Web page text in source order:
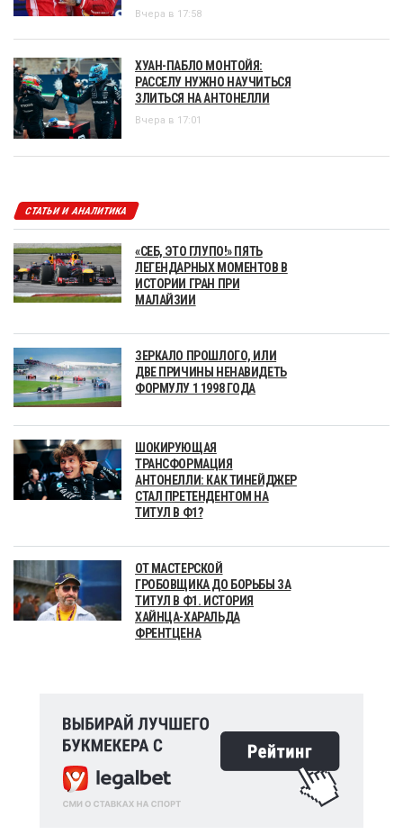
Вчера в 17:58
ХУАН-ПАБЛО МОНТОЙЯ:
РАССЕЛУ НУЖНО НАУЧИТЬСЯ
ЗЛИТЬСЯ НА АНТОНЕЛЛИ
Вчера в 17:01
СТАТЬИ И АНАЛИТИКА
«СЕБ, ЭТО ГЛУПО!» ПЯТЬ
ЛЕГЕНДАРНЫХ МОМЕНТОВ В
ИСТОРИИ ГРАН ПРИ
МАЛАЙЗИИ
ЗЕРКАЛО ПРОШЛОГО, ИЛИ
ДВЕ ПРИЧИНЫ НЕНАВИДЕТЬ
ФОРМУЛУ 1 1998 ГОДА
ШОКИРУЮЩАЯ
ТРАНСФОРМАЦИЯ
АНТОНЕЛЛИ: КАК ТИНЕЙДЖЕР
СТАЛ ПРЕТЕНДЕНТОМ НА
ТИТУЛ В Ф1?
ОТ МАСТЕРСКОЙ
ГРОБОВЩИКА ДО БОРЬБЫ ЗА
ТИТУЛ В Ф1. ИСТОРИЯ
ХАЙНЦА-ХАРАЛЬДА
ФРЕНТЦЕНА